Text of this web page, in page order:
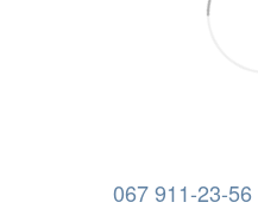
067 911-23-56